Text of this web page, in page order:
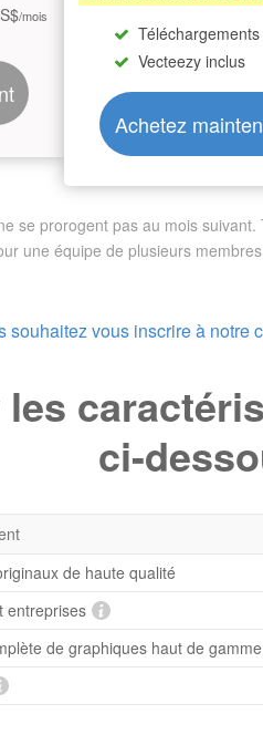
Vecteezy inclus
Achetez
/mois
se prorogent pas au mois
une équipe de plusieurs membres
souhaitez vous inscrire à notre
ci-
de haute qualité
entreprises
de graphiques haut de gamme